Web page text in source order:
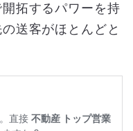
拓するパワーを持
送客がほとんどと